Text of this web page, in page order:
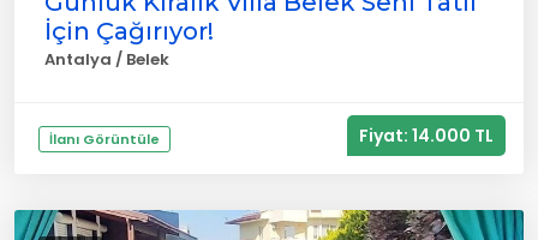
İçin Çağırıyor!
Antalya / Belek
İlanı Görüntüle Fiyat: 14.000 TL